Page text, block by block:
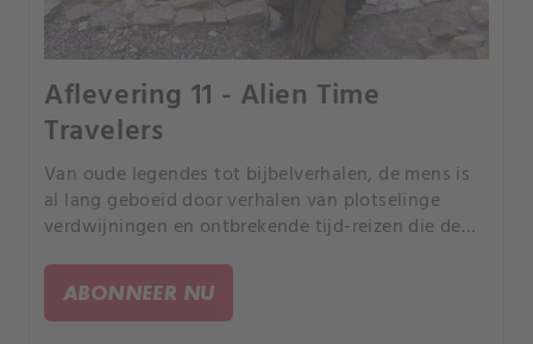
Aflevering 11 - Alien Time
Travelers
Van oude legendes tot bijbelverhalen, de mens is
al lang geboeid door verhalen van plotselinge
verdwijningen en ontbrekende tijd-reizen die de
gebeurtenissen de vroegste bewijzen van
tijdreizen?.
ABONNEER NU